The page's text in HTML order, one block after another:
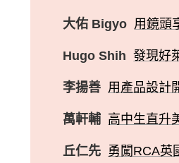
大佑 Bigyo 用鏡頭
Hugo Shih 發現好
李揚善 用產品設計
萬軒輔 高中生直升
丘仁先 勇闖RCA英